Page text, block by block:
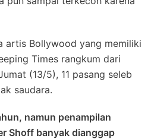
artis Bollywood yang memiliki
Times rangkum dari
(13/5), 11 pasang seleb
saudara.
namun penampilan
Shoff banyak dianggap